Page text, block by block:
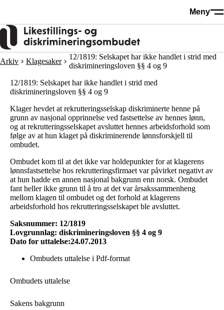
Meny
Arkiv Klagesaker
12/1819: Selskapet har ikke handlet i strid med
diskrimineringsloven §§ 4 og 9
12/1819: Selskapet har ikke handlet i strid med
diskrimineringsloven §§ 4 og 9
Klager hevdet at rekrutteringsselskap diskriminerte henne på
grunn av nasjonal opprinnelse ved fastsettelse av hennes lønn,
og at rekrutteringsselskapet avsluttet hennes arbeidsforhold som
følge av at hun klaget på diskriminerende lønnsforskjell til
ombudet.
Ombudet kom til at det ikke var holdepunkter for at klagerens
lønnsfastsettelse hos rekrutteringsfirmaet var påvirket negativt av
at hun hadde en annen nasjonal bakgrunn enn norsk. Ombudet
fant heller ikke grunn til å tro at det var årsakssammenheng
mellom klagen til ombudet og det forhold at klagerens
arbeidsforhold hos rekrutteringsselskapet ble avsluttet.
Saksnummer: 12/1819
Lovgrunnlag: diskrimineringsloven §§ 4 og 9
Dato for uttalelse:24.07.2013
Ombudets uttalelse i Pdf-format
Ombudets uttalelse
Sakens bakgrunn